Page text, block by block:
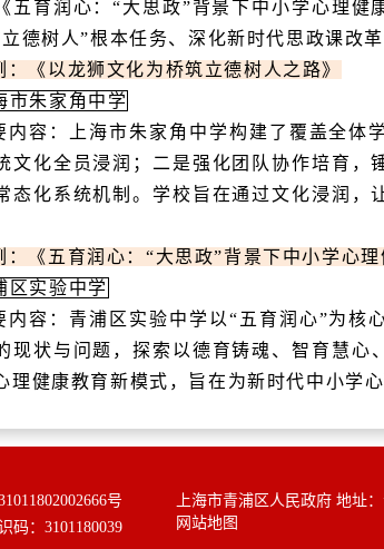
五育润心：“大思政”背景下中小学心理
德树人”根本任务、深化新时代思政课改
：《以龙狮文化为桥筑立德树人之路》
市朱家角中学
内容：
上海市朱家角中学构建了覆盖全体
文化全员浸润；二是强化团队协作培育
态化系统机制。学校旨在通过文化浸润，
：《五育润心：“大思政”背景下中小学心理
区实验中学
内容： 青浦区实验中学以“ 五育润心”为核
现状与问题，探索以德育铸魂、智育慧心
理健康教育新模式，旨在为新时代中小学
号
码：3101180039
上海市青浦区人民政府 地址
网站地图